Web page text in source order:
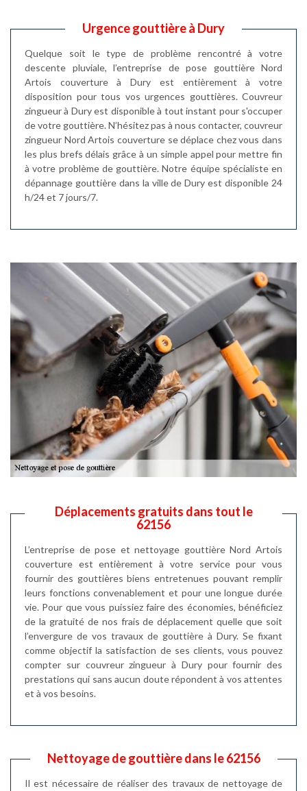
Urgence gouttière à Dury
Quelque soit le type de problème rencontré à votre
descente pluviale, l’entreprise de pose gouttière Nord
Artois couverture à Dury est entièrement à votre
disposition pour tous vos urgences gouttières. Couvreur
zingueur à Dury est disponible à tout instant pour s'occuper
de votre gouttière. N’hésitez pas à nous contacter, couvreur
zingueur Nord Artois couverture se déplace chez vous dans
les plus brefs délais grâce à un simple appel pour mettre fin
à votre problème de gouttière. Notre équipe spécialiste en
dépannage gouttière dans la ville de Dury est disponible 24
h/24 et 7 jours/7.
Déplacements gratuits dans tout le
62156
L’entreprise de pose et nettoyage gouttière Nord Artois
couverture est entièrement à votre service pour vous
fournir des gouttières biens entretenues pouvant remplir
leurs fonctions convenablement et pour une longue durée
vie. Pour que vous puissiez faire des économies, bénéficiez
de la gratuité de nos frais de déplacement quelle que soit
l’envergure de vos travaux de gouttière à Dury. Se fixant
comme objectif la satisfaction de ses clients, vous pouvez
compter sur couvreur zingueur à Dury pour fournir des
prestations qui sans aucun doute répondent à vos attentes
et à vos besoins.
Nettoyage de gouttière dans le 62156
Il est nécessaire de réaliser des travaux de nettoyage de